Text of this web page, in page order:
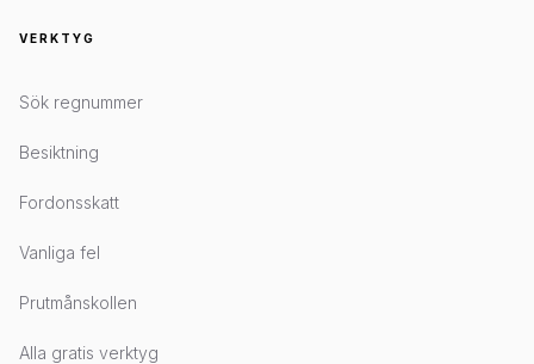
VERKTYG
Sök regnummer
Besiktning
Fordonsskatt
Vanliga fel
Prutmånskollen
Alla gratis verktyg